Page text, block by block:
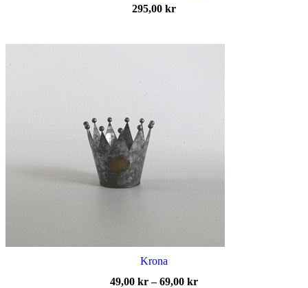
295,00 kr
Krona
49,00 kr – 69,00 krPrisintervall: